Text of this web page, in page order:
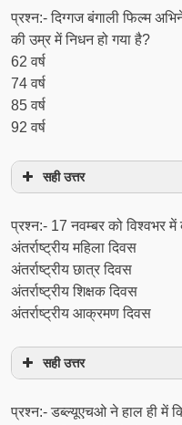
प्रश्न:- दिग्गज बंगाली फिल्म
की उम्र में निधन हो गया है?
62 वर्ष
74 वर्ष
85 वर्ष
92 वर्ष
सही उत्तर
प्रश्न:- 17 नवम्बर को विश्वभर में
अंतर्राष्ट्रीय महिला दिवस
अंतर्राष्ट्रीय छात्र दिवस
अंतर्राष्ट्रीय शिक्षक दिवस
अंतर्राष्ट्रीय आक्रमण दिवस
सही उत्तर
प्रश्न:- डब्ल्यूएचओ ने हाल ही में